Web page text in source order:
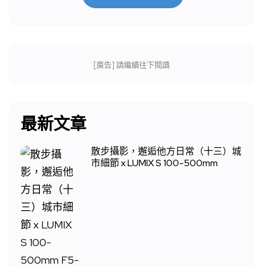
[廣告] 請繼續往下閱讀
最新文章
散步攝影，邂逅他方日常（十三）城
市細節 x LUMIX S 100-500mm